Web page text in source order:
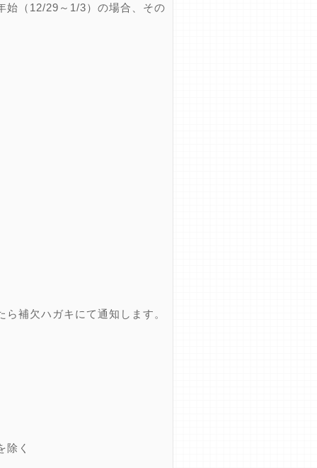
始（12/29～1/3）の場合、その
補欠ハガキにて通知します。
除く